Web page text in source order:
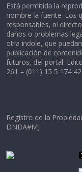
Está permitida la
nombre la fuente. Los
responsables, ni
daños o problemas
otra índole, que
publicación de
futuros, del portal.
261 – (011) 15 5 174
Registro de la
DNDA#MJ